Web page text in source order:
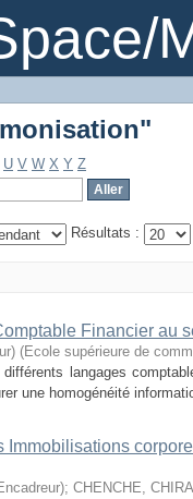
U V W X Y Z
Résultats :
Financier au
(Ecole supérieure de
langages
une homogénéité
Immobilisations
; CHENCHE,